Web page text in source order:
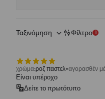
Ταξινόμηση Φίλτρο 1
χρώμα:ροζ παστελ αγορασθέν
Είναι υπέροχο
Δείτε το πρωτότυπο